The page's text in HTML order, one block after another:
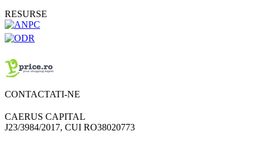
RESURSE
CONTACTATI-NE
CAERUS CAPITAL
J23/3984/2017, CUI RO38020773